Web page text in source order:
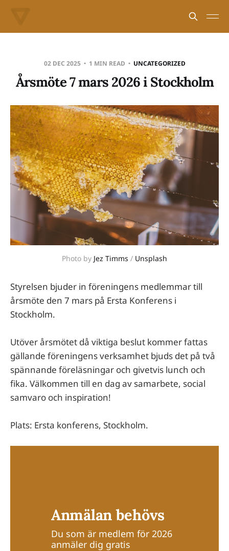
02 DEC 2025 1 MIN READ UNCATEGORIZED
Årsmöte 7 mars 2026 i Stockholm
Photo by Jez Timms / Unsplash
Styrelsen bjuder in föreningens medlemmar till
årsmöte den 7 mars på Ersta Konferens i
Stockholm.
Utöver årsmötet då viktiga beslut kommer fattas
gällande föreningens verksamhet bjuds det på två
spännande föreläsningar och givetvis lunch och
fika. Välkommen till en dag av samarbete, social
samvaro och inspiration!
Plats: Ersta konferens, Stockholm.
Anmälan behövs
Du som är medlem för 2026
anmäler dig gratis